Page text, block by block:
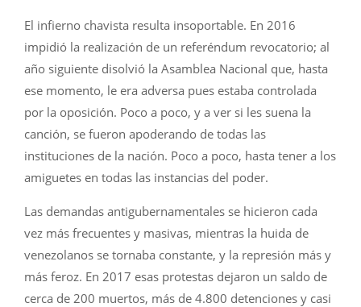
El infierno chavista resulta insoportable. En 2016
impidió la realización de un referéndum revocatorio; al
año siguiente disolvió la Asamblea Nacional que, hasta
ese momento, le era adversa pues estaba controlada
por la oposición. Poco a poco, y a ver si les suena la
canción, se fueron apoderando de todas las
instituciones de la nación. Poco a poco, hasta tener a los
amiguetes en todas las instancias del poder.
Las demandas antigubernamentales se hicieron cada
vez más frecuentes y masivas, mientras la huida de
venezolanos se tornaba constante, y la represión más y
más feroz. En 2017 esas protestas dejaron un saldo de
cerca de 200 muertos, más de 4.800 detenciones y casi